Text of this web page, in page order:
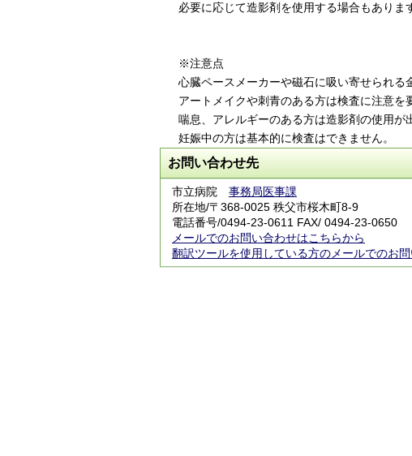
必要に応じて造影剤を使用する場合もありま
※注意点
心臓ペースメーカーや磁石に吸い寄せられる
アートメイクや刺青のある方は検査に注意を
喘息、アレルギーのある方は造影剤の使用が
妊娠中の方は基本的に検査はできません。
お問い合わせ先
市立病院 事務局医事課
所在地/〒368-0025 秩父市桜木町8-9
電話番号/0494-23-0611 FAX/ 0494-23-0650
メールでのお問い合わせはこちらから
翻訳ツールを使用している方のメールでのお